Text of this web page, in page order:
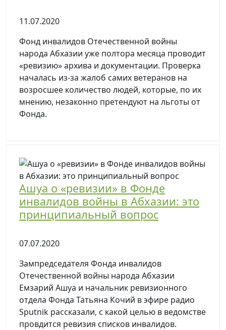
11.07.2020
Фонд инвалидов Отечественной войны
народа Абхазии уже полтора месяца проводит
«ревизию» архива и документации. Проверка
началась из-за жалоб самих ветеранов на
возросшее количество людей, которые, по их
мнению, незаконно претендуют на льготы от
Фонда.
Ашуа о «ревизии» в Фонде
инвалидов войны в Абхазии: это
принципиальный вопрос
07.07.2020
Зампредседателя Фонда инвалидов
Отечественной войны народа Абхазии
Емзарий Ашуа и начальник ревизионного
отдела Фонда Татьяна Кочий в эфире радио
Sputnik рассказали, с какой целью в ведомстве
провдится ревизия списков инвалидов.